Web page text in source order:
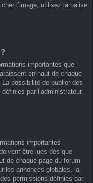
l’image, utilisez la balise
importantes que
en haut de chaque
possibilité de publier des
par l’administrateur.
importantes
être lues dès que
de chaque page du forum
les annonces globales, la
permissions définies par